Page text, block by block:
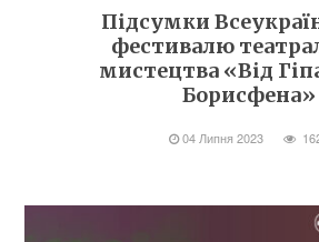
Підсумки
фестивалю
мистецтва «Від
Борисфена»
04 Липня 2023